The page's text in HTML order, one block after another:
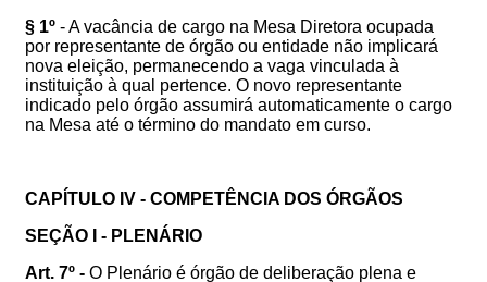
§ 1º - A vacância de cargo na Mesa Diretora ocupada
por representante de órgão ou entidade não implicará
nova eleição, permanecendo a vaga vinculada à
instituição à qual pertence. O novo representante
indicado pelo órgão assumirá automaticamente o cargo
na Mesa até o término do mandato em curso.
CAPÍTULO IV - COMPETÊNCIA DOS ÓRGÃOS
SEÇÃO I - PLENÁRIO
Art. 7º - O Plenário é órgão de deliberação plena e